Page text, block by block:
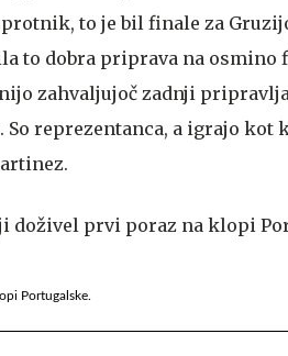
to je bil finale za
to dobra priprava na osmino
zahvaljujoč zadnji
reprezentanca, a igrajo kot
Portugalske.